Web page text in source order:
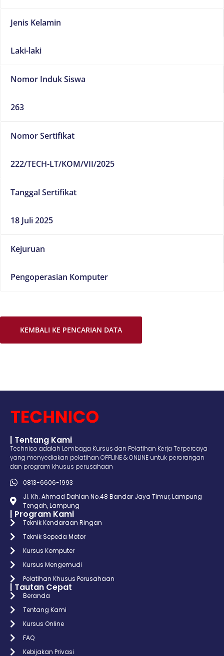
Jenis Kelamin
Laki-laki
Nomor Induk Siswa
263
Nomor Sertifikat
222/TECH-LT/KOM/VII/2025
Tanggal Sertifikat
18 Juli 2025
Kejuruan
Pengoperasian Komputer
KEMBALI KE PENCARIAN DATA
| Tentang Kami
Technico adalah Lembaga Kursus dan Pelatihan Kerja Terpercaya
yang menyediakan pelatihan OFFLINE & ONLINE untuk perorangan
dan program khusus perusahaan
0813-6606-1993
Jl. Kh. Ahmad Dahlan No.48 Bandar Jaya TImur, Lampung
Tengah, Lampung
| Program Kami
Teknik Kendaraan Ringan
Teknik Sepeda Motor
Kursus Komputer
Kursus Mengemudi
Pelatihan Khusus Perusahaan
| Tautan Cepat
Beranda
Tentang Kami
Kursus Online
FAQ
Kebijakan Privasi